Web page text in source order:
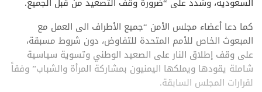
كما دعا أعضاء مجلس الأمن “جميع الأطراف الى العمل مع
المبعوث الخاص للأمم المتحدة للتفاوض، دون شروط مسبقة،
على وقف إطلاق النار على الصعيد الوطني وتسوية سياسية
شاملة يقودها ويملكها اليمنيون بمشاركة المرأة والشباب” وفقاً
لقرارات المجلس السابقة.